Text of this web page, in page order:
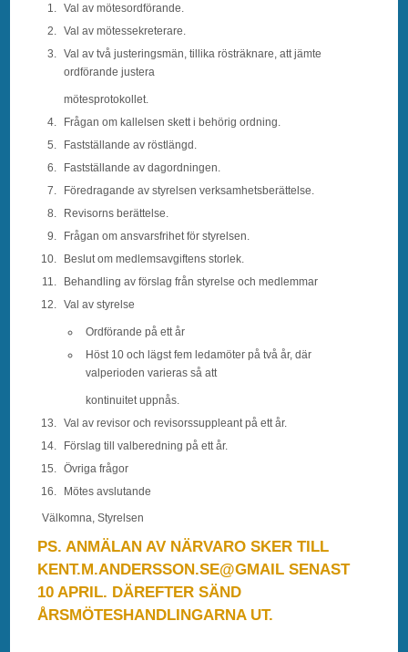
Val av mötesordförande.
Val av mötessekreterare.
Val av två justeringsmän, tillika rösträknare, att jämte
ordförande justera
mötesprotokollet.
Frågan om kallelsen skett i behörig ordning.
Fastställande av röstlängd.
Fastställande av dagordningen.
Föredragande av styrelsen verksamhetsberättelse.
Revisorns berättelse.
Frågan om ansvarsfrihet för styrelsen.
Beslut om medlemsavgiftens storlek.
Behandling av förslag från styrelse och medlemmar
Val av styrelse
Ordförande på ett år
Höst 10 och lägst fem ledamöter på två år, där
valperioden varieras så att
kontinuitet uppnås.
Val av revisor och revisorssuppleant på ett år.
Förslag till valberedning på ett år.
Övriga frågor
Mötes avslutande
Välkomna, Styrelsen
PS. ANMÄLAN AV NÄRVARO SKER TILL
KENT.M.ANDERSSON.SE@GMAIL SENAST
10 APRIL. DÄREFTER SÄND
ÅRSMÖTESHANDLINGARNA UT.